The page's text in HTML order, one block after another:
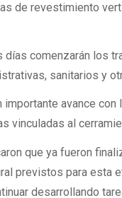
de revestimiento
comenzarán los
sanitarios y
importante avance
vinculadas al
que ya fueron
previstos para esta
desarrollando